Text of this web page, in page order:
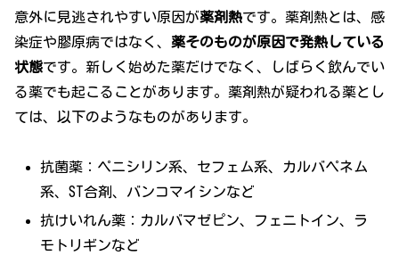
意外に見逃されやすい原因が薬剤熱です。薬剤熱とは、感
染症や膠原病ではなく、 薬そのものが原因で発熱している
状態です。新しく始めた薬だけでなく、しばらく飲んでい
る薬でも起こることがあります。薬剤熱が疑われる薬とし
ては、以下のようなものがあります。
抗菌薬：ペニシリン系、セフェム系、カルバペネム
系、ST合剤、バンコマイシンなど
抗けいれん薬：カルバマゼピン、フェニトイン、ラ
モトリギンなど